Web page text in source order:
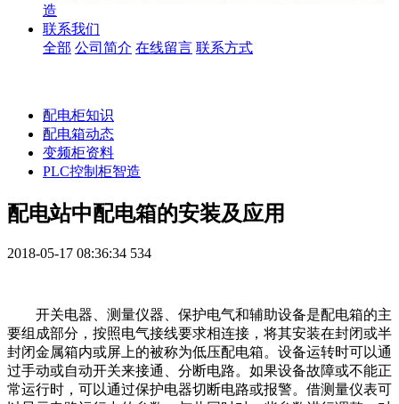
造
联系我们
全部 公司简介 在线留言 联系方式
配电柜知识
配电箱动态
变频柜资料
PLC控制柜智造
配电站中配电箱的安装及应用
2018-05-17 08:36:34 534
开关电器、测量仪器、保护电气和辅助设备是配电箱的主
要组成部分，按照电气接线要求相连接，将其安装在封闭或半
封闭金属箱内或屏上的被称为低压配电箱。设备运转时可以通
过手动或自动开关来接通、分断电路。如果设备故障或不能正
常运行时，可以通过保护电器切断电路或报警。借测量仪表可